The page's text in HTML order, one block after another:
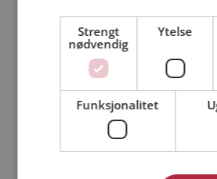
Jeg er en: Mann
Min alder:
Strengt
nødvendig
Ytelse
Funksjonalitet